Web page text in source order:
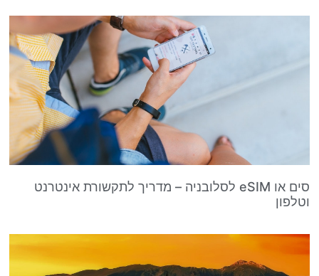
סים או eSIM לסלובניה – מדריך לתקשורת אינטרנט
וטלפון